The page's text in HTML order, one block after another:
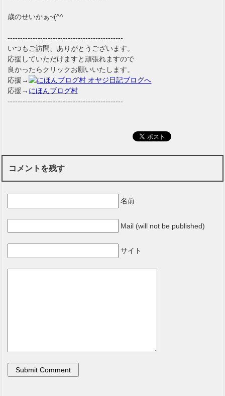
歳のせいかぁ~(^^ゞ
----------------------------------------------
いつもご訪問、ありがとうございます。
応援していただけますと頑張れますので
良かったらクリックお願いいたします。
応援→
応援→ にほんブログ村
----------------------------------------------
コメントを残す
名前
Mail (will not be published)
サイト